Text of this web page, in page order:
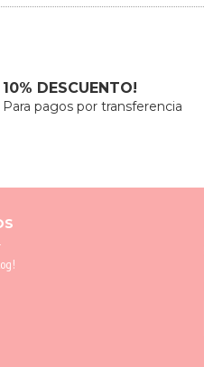
10% DESCUENTO!
Para pagos por transferencia